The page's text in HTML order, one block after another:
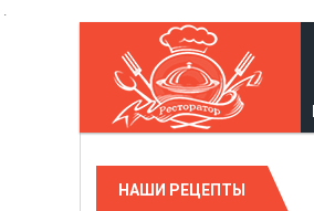
.
НАШИ РЕЦЕПТЫ